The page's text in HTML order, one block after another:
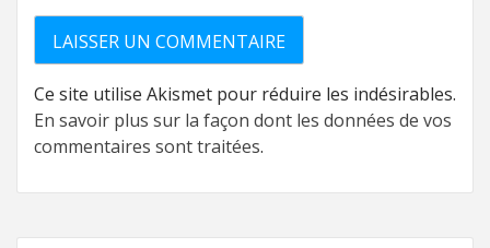
Ce site utilise Akismet pour réduire les indésirables.
En savoir plus sur la façon dont les données de vos
commentaires sont traitées.